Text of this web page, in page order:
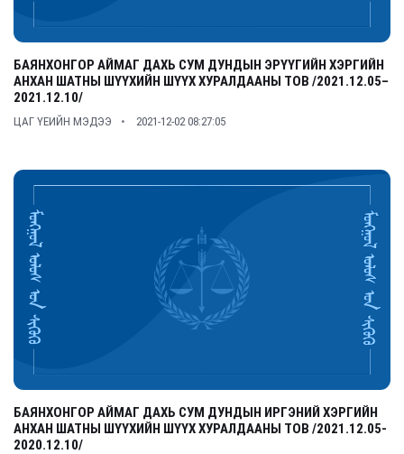
БАЯНХОНГОР АЙМАГ ДАХЬ СУМ ДУНДЫН ЭРҮҮГИЙН ХЭРГИЙН
АНХАН ШАТНЫ ШҮҮХИЙН ШҮҮХ ХУРАЛДААНЫ ТОВ /2021.12.05–
2021.12.10/
ЦАГ ҮЕИЙН МЭДЭЭ 2021-12-02 08:27:05
БАЯНХОНГОР АЙМАГ ДАХЬ СУМ ДУНДЫН ИРГЭНИЙ ХЭРГИЙН
АНХАН ШАТНЫ ШҮҮХИЙН ШҮҮХ ХУРАЛДААНЫ ТОВ /2021.12.05-
2020.12.10/